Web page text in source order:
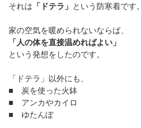
それは 「ドテラ」 という防寒着です。
家の空気を暖められないならば、
「人の体を直接温めればよい」
という発想をしたのです。
「ドテラ」以外にも、
■ 炭を使った火鉢
■ アンカやカイロ
■ ゆたんぽ